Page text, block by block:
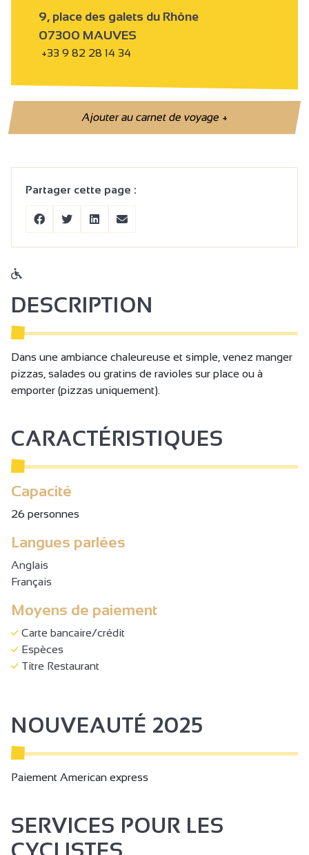
9, place des galets du Rhône
07300 MAUVES
+33 9 82 28 14 34
Ajouter au carnet de voyage+
Partager cette page :
DESCRIPTION
Dans une ambiance chaleureuse et simple, venez manger
pizzas, salades ou gratins de ravioles sur place ou à
emporter (pizzas uniquement).
CARACTÉRISTIQUES
Capacité
26 personnes
Langues parlées
Anglais
Français
Moyens de paiement
Carte bancaire/crédit
Espèces
Titre Restaurant
NOUVEAUTÉ 2025
Paiement American express
SERVICES POUR LES
CYCLISTES